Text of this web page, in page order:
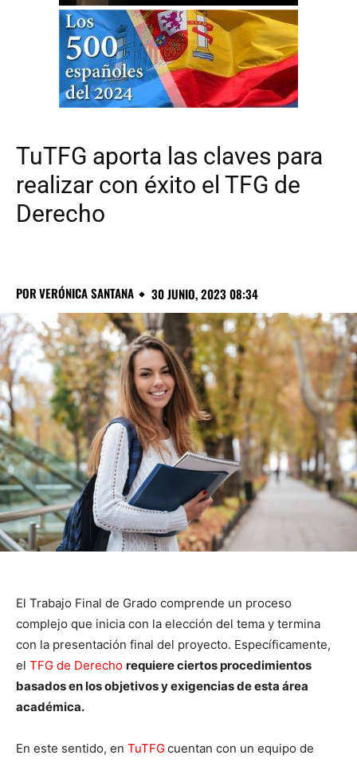
TuTFG aporta las claves para
realizar con éxito el TFG de
Derecho
PORVERÓNICA SANTANA 30 JUNIO, 2023 08:34
El Trabajo Final de Grado comprende un proceso
complejo que inicia con la elección del tema y termina
con la presentación final del proyecto. Específicamente,
el TFG de Derecho requiere ciertos procedimientos
basados en los objetivos y exigencias de esta área
académica.
En este sentido, en TuTFGcuentan con un equipo de